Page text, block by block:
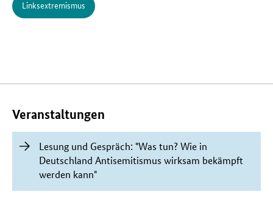
Linksextremismus
Veranstaltungen
Lesung und Gespräch: "Was tun? Wie in
Deutschland Antisemitismus wirksam bekämpft
werden kann"